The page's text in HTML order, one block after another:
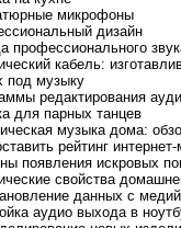
микрофоны
дизайн
профессионального
кабель:
под музыку
редактирования
для парных танцев
музыка дома:
рейтинг
появления искровых
свойства
данных с
аудио выхода в